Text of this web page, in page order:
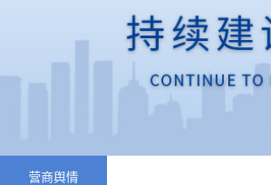
营商舆情